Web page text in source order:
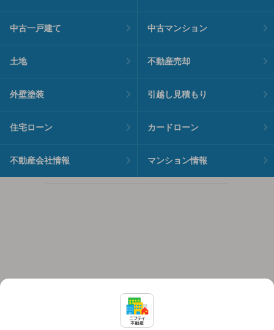
中古一戸建て 中古マンション
土地 不動産売却
外壁塗装 引越し見積もり
住宅ローン カードローン
不動産会社情報 マンション情報